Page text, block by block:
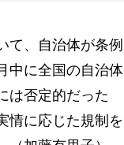
て、自治体が条例
中に全国の自治体
は否定的だった
情に応じた規制を